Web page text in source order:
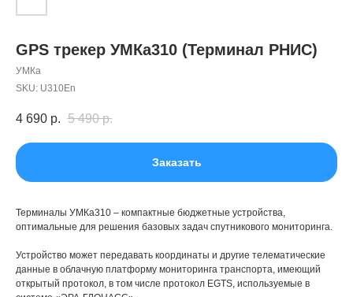
GPS трекер УМКа310 (Терминал РНИС)
УМКа
SKU: U310En
4 690 р. 5 490 р.
Заказать
Терминалы УМКа310 – компактные бюджетные устройства,
оптимальные для решения базовых задач спутникового мониторинга.
Устройство может передавать координаты и другие телематические
данные в облачную платформу мониторинга транспорта, имеющий
открытый протокол, в том числе протокол EGTS, используемые в